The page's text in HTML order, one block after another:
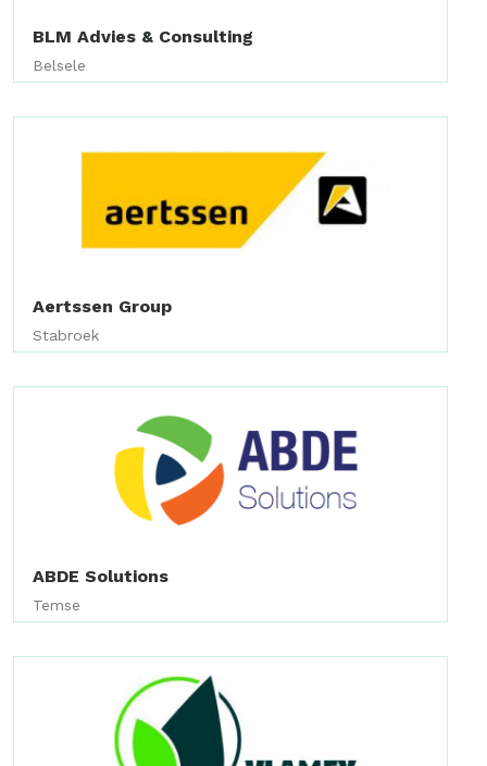
BLM Advies & Consulting
Belsele
Aertssen Group
Stabroek
ABDE Solutions
Temse